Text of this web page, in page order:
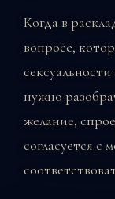
Когда в
вопросе,
нужно
желание,
согласуется